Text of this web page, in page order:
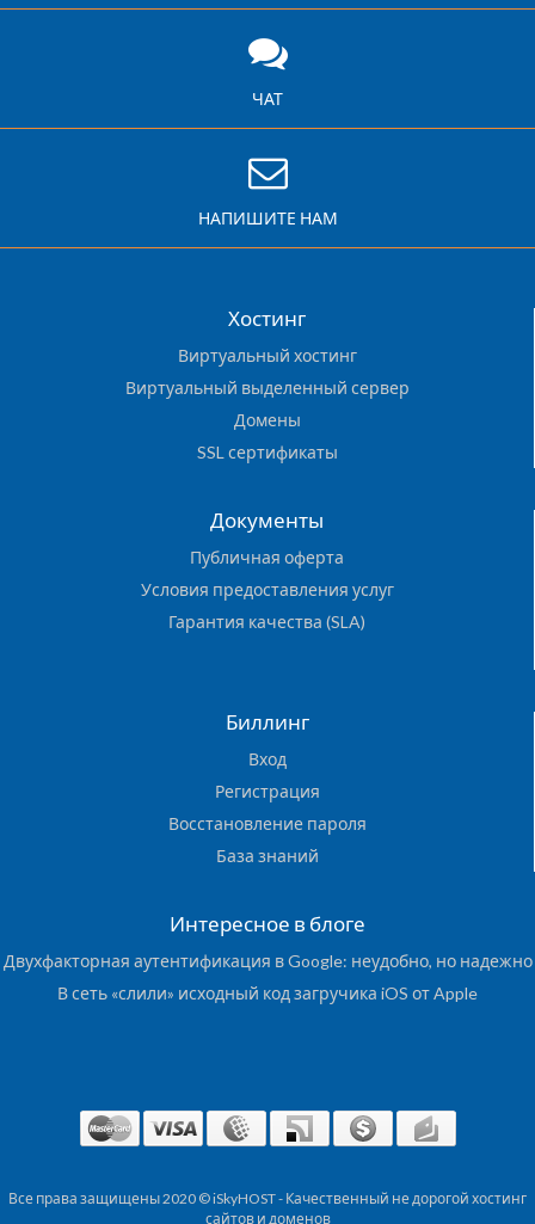
ЧАТ
НАПИШИТЕ НАМ
Хостинг
Виртуальный хостинг
Виртуальный выделенный сервер
Домены
SSL сертификаты
Документы
Публичная оферта
Условия предоставления услуг
Гарантия качества (SLA)
Биллинг
Вход
Регистрация
Восстановление пароля
База знаний
Интересное в блоге
Двухфакторная аутентификация в Google: неудобно, но надежно
В сеть «слили» исходный код загручика iOS от Apple
Все права защищены 2020 © iSkyHOST - Качественный не дорогой хостинг
сайтов и доменов